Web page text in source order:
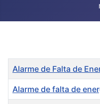
Título
Alarme de Falta de
Alarme de falta de